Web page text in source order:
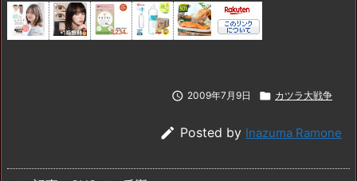
 2009年7月9日  カツラ大戦争
 Posted by Inazuma Ramone